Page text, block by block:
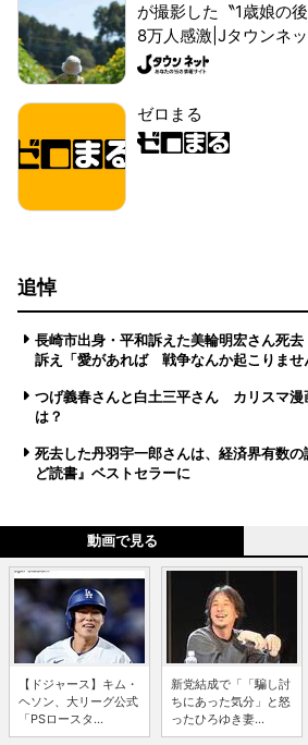
が撮影した〝1歳娘の
8万人感激|Jタウンネ
ゼロまる
追悼
長崎市出身・平和訴えた美輪明宏さん死
訴え「愛があれば 戦争なんか起こりませ
つげ義春さんと白土三平さん カリスマ漫
は？
死去した丹羽宇一郎さんは、経済界有数
ど読書』ベストセラーに
動画で見る
【ドジャース】キム・
ヘソン、大リーグ公式
「PSロースタ...
新党結成で「「騙し討
ちにあった気分」と怒
ったひろゆき妻...